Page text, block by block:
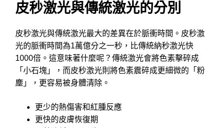
皮秒激光與傳統激光的分別
皮秒激光與傳統激光最大的差異在於脈衝時間。皮秒激
光的脈衝時間為1萬億分之一秒，比傳統納秒激光快
1000倍。這意味著什麼呢？傳統激光會將色素擊碎成
「小石塊」，而皮秒激光則將色素震碎成更細微的「粉
塵」，更容易被身體清除。
更少的熱傷害和紅腫反應
更快的皮膚恢復期